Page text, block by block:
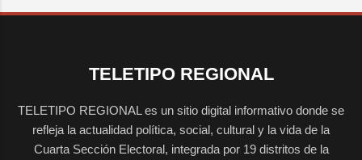
TELETIPO REGIONAL
TELETIPO REGIONAL es un sitio digital informativo donde se
refleja la actualidad política, social, cultural y la vida de la
Cuarta Sección Electoral, integrada por 19 distritos de la